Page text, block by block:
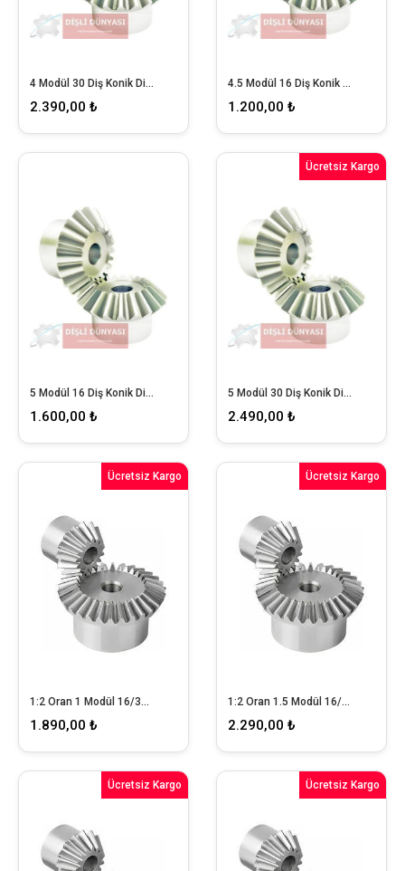
4 Modül 30 Diş Konik Dişli
2.390,00 ₺
4.5 Modül 16 Diş Konik Dişli
1.200,00 ₺
5 Modül 16 Diş Konik Dişli
1.600,00 ₺
5 Modül 30 Diş Konik Dişli
2.490,00 ₺
Ücretsiz Kargo
1:2 Oran 1 Modül 16/32 Konik Dişli Takımı
1.890,00 ₺
Ücretsiz Kargo
1:2 Oran 1.5 Modül 16/32 Konik Dişli Takımı
2.290,00 ₺
Ücretsiz Kargo
Ücretsiz Kargo Ücretsiz Kargo